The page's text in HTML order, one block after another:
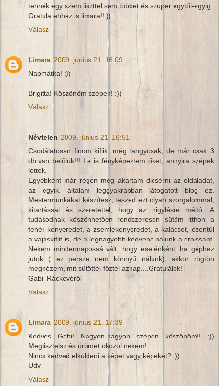
tennék egy szem liszttel sem többet,és szuper egytől-egyig.
Gratula ehhez is limara!!:))
Válasz
Limara 2009. június 21. 16:09
Napmátka! :))
Brigitta! Köszönöm szépen! :))
Válasz
Névtelen 2009. június 21. 16:51
Csodálatosan finom kiflik, még langyosak, de már csak 3
db.van belőlük!!! Le is fényképeztem őket, annyira szépek
lettek.
Egyébként már régen meg akartam dicsérni az oldaladat,
az egyik, általam leggyakrabban látogatott blog ez.
Mestermunkákat készítesz, teszed ezt olyan szorgalommal,
kitartással és szeretettel, hogy az irigylésre méltó. A
tudásodnak köszönhetően rendszeresen sütöm itthon a
fehér kenyeredet, a zsemlekenyeredet, a kalácsot, ezentúl
a vajaskiflit is, de a legnagyobb kedvenc nálunk a croissant.
Nekem mindennapossá vált, hogy eseténként, ha géphez
jutok ( ez persze nem könnyű nálunk), akkor rögtön
megnézem, mit sütöttél-főztél aznap....Gratulálok!
Gabi, Ráckevéről
Válasz
Limara 2009. június 21. 17:39
Kedves Gabi! Nagyon-nagyon szépen köszönöm!! :))
Megtisztelsz és örömet okozol nekem!
Nincs kedved elküldeni a képet vagy képeket? :))
Üdv
Válasz